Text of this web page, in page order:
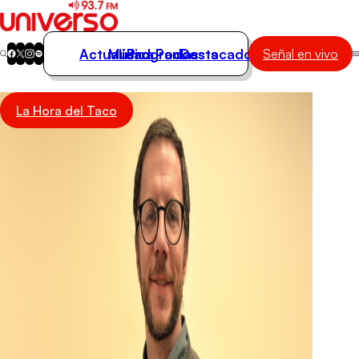
Actualidad
Música
Actualidad
Música
Programas
Podcasts
Destacados Señal en vivo
La Hora del Taco